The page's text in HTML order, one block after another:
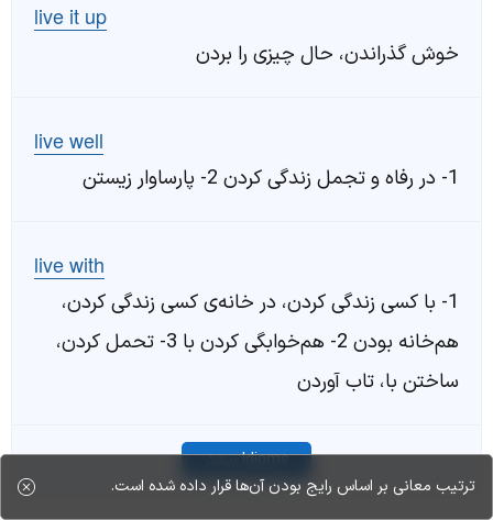
live it up
خوش گذراندن، حال چیزی را بردن
live well
1- در رفاه و تجمل زندگی کردن 2- پارساوار زیستن
live with
1- با کسی زندگی کردن، در خانه‌ی کسی زندگی کردن،
هم‌خانه بودن 2- هم‌خوابگی کردن با 3- تحمل کردن،
ساختن با، تاب آوردن
Idioms بیشتر
ترتیب معانی بر اساس رایج بودن آن‌ها قرار داده شده است.